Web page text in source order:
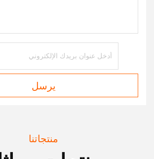
يرسل
منتجاتنا